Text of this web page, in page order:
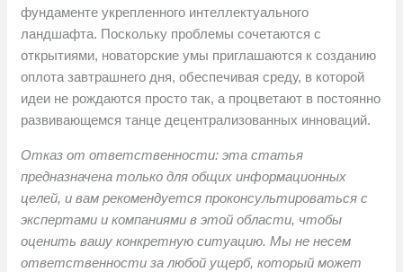
фундаменте укрепленного интеллектуального
ландшафта. Поскольку проблемы сочетаются с
открытиями, новаторские умы приглашаются к созданию
оплота завтрашнего дня, обеспечивая среду, в которой
идеи не рождаются просто так, а процветают в постоянно
развивающемся танце децентрализованных инноваций.
Отказ от ответственности: эта статья
предназначена только для общих информационных
целей, и вам рекомендуется проконсультироваться с
экспертами и компаниями в этой области, чтобы
оценить вашу конкретную ситуацию. Мы не несем
ответственности за любой ущерб, который может